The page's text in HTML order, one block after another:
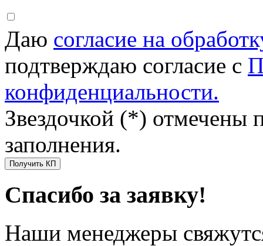
Даю согласие на
подтверждаю согласие с
конфиденциальности.
Звездочкой (*) отмечены
заполнения.
Получить КП
Спасибо за заявку!
Наши менеджеры